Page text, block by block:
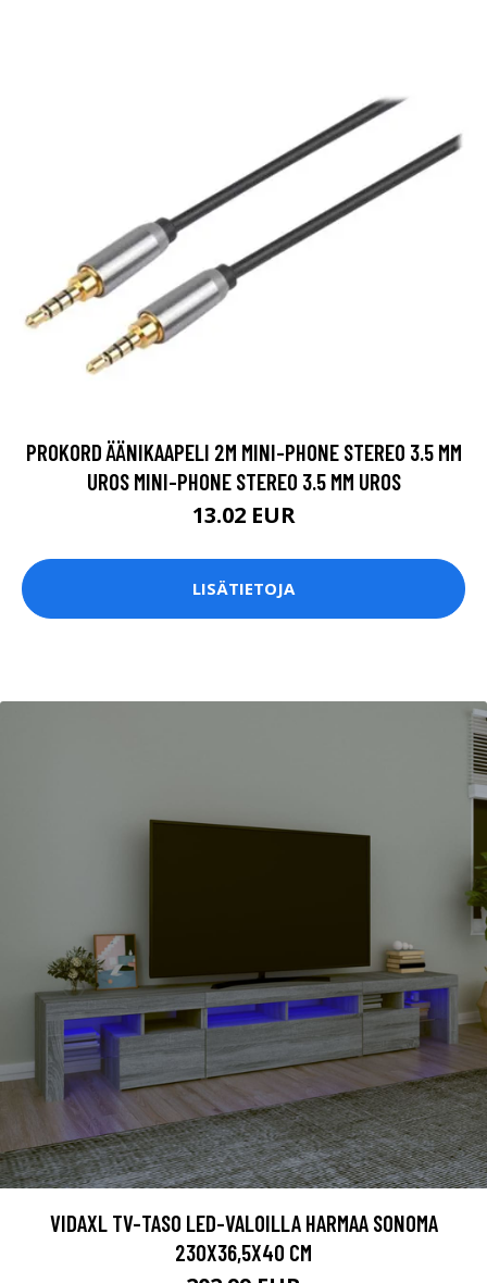
PROKORD ÄÄNIKAAPELI 2M MINI-PHONE STEREO 3.5 MM
UROS MINI-PHONE STEREO 3.5 MM UROS
13.02 EUR
LISÄTIETOJA
VIDAXL TV-TASO LED-VALOILLA HARMAA SONOMA
230X36,5X40 CM